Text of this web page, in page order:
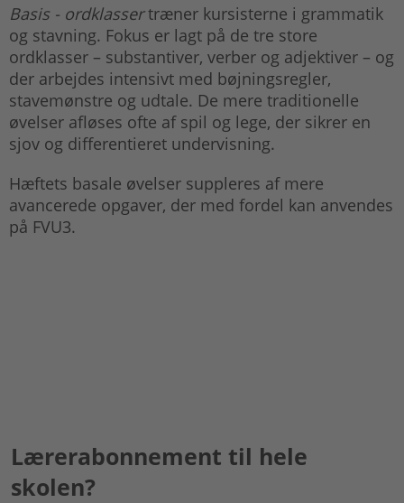
Basis - ordklassertræner kursisterne i grammatik
og stavning. Fokus er lagt på de tre store
ordklasser – substantiver, verber og adjektiver – og
der arbejdes intensivt med bøjningsregler,
stavemønstre og udtale. De mere traditionelle
øvelser afløses ofte af spil og lege, der sikrer en
sjov og differentieret undervisning.
Hæftets basale øvelser suppleres af mere
avancerede opgaver, der med fordel kan anvendes
på FVU3.
Lærerabonnement til hele
skolen?